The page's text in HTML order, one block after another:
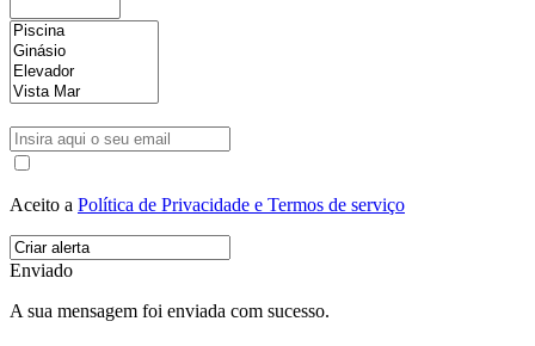
Aceito a Política de Privacidade e Termos de serviço
Enviado
A sua mensagem foi enviada com sucesso.